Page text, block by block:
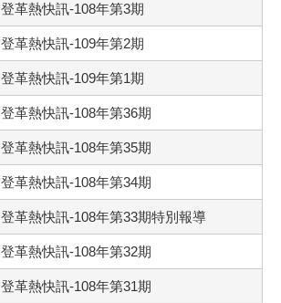
登革熱快訊-108年第3期
登革熱快訊-109年第2期
登革熱快訊-109年第1期
登革熱快訊-108年第36期
登革熱快訊-108年第35期
登革熱快訊-108年第34期
登革熱快訊-108年第33期特別報導
登革熱快訊-108年第32期
登革熱快訊-108年第31期